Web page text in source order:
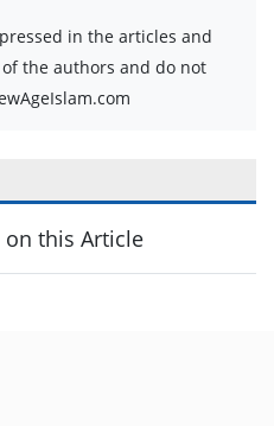
in the articles and
the authors and do not
this Article